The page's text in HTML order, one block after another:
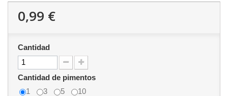
0,99 €
Cantidad
Cantidad de pimentos
1
3 5 10